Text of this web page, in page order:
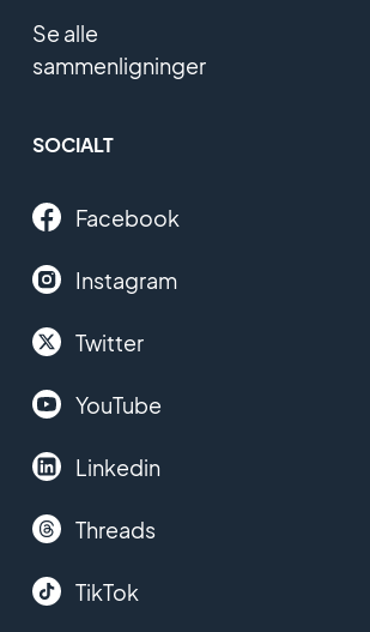
Se alle
sammenligninger
SOCIALT
Facebook
Instagram
Twitter
YouTube
Linkedin
Threads
TikTok